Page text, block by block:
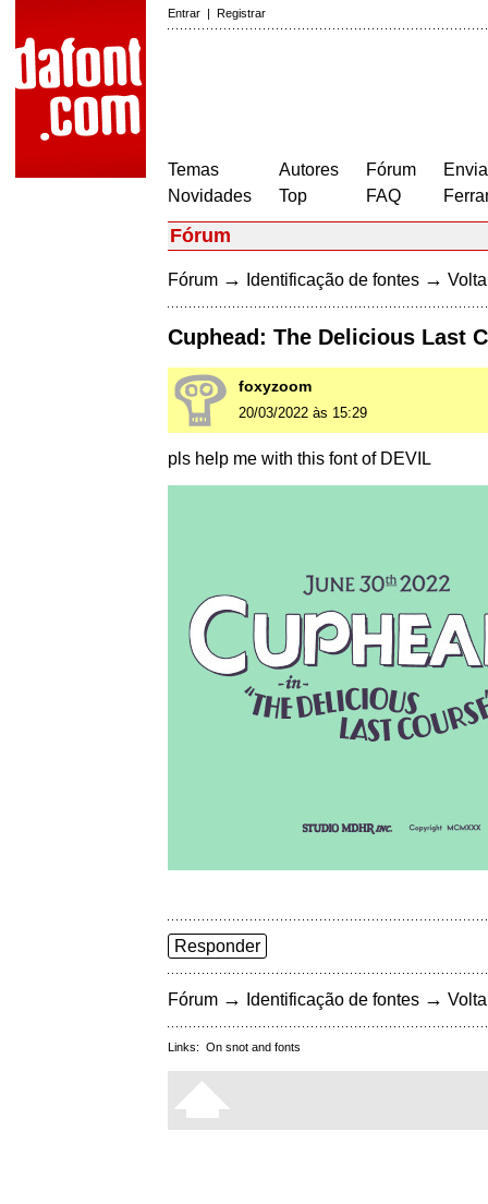
Entrar | Registrar
Temas
Novidades
Autores
Top
Fórum
FAQ
Fórum
Fórum → Identificação de fontes →
Cuphead: The Delicious Last
foxyzoom
20/03/2022 às 15:29
pls help me with this font of DEVIL
Responder
Fórum → Identificação de fontes →
Links: On snot and fonts